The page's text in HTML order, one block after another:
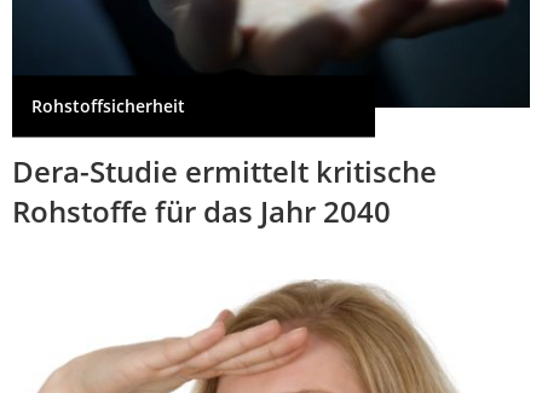
Rohstoffsicherheit
Dera-Studie ermittelt kritische
Rohstoffe für das Jahr 2040